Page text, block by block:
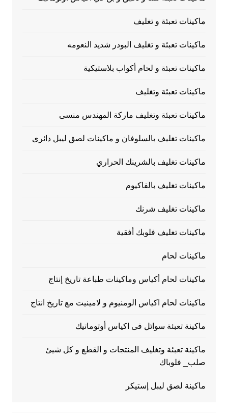
ماكينات تعبئة و تغليف
ماكينات تعبئة و تغليف البودر شديد النعومه
ماكينات تعبئة و لحام أكواب بلاستيكية
ماكينات تعبئة وتغليف
ماكينات تعبئة وتغليف ماركة المهندس منسى
ماكينات تغليف بالسلوفان و ماكينات لصق ليبل دائرى
ماكينات تغليف بالشرينك الحراري
ماكينات تغليف بالفاكيوم
ماكينات تغليف شرنك
ماكينات تغليف فلوبك أفقية
ماكينات لحام
ماكينات لحام أكياس وماكينات طباعة تاريخ إنتاج
ماكينات لحام اكياس الومنيوم و لامينيت مع تاريخ انتاج
ماكينة تعبئة سوائل فى اكياس أوتوماتيك
ماكينة تعبئة وتغليف المنتجات و القطع و كل شيئ
صلب_ فلوباك
ماكينة لصق ليبل إستيكر